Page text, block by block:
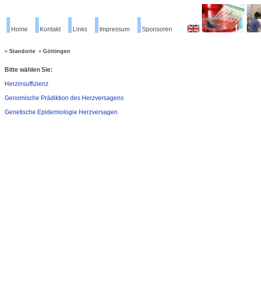
Home Kontakt Links Impressum Sponsoren
» Standorte » Göttingen
Bitte wählen Sie:
Herzinsuffizienz
Genomische Prädiktion des Herzversagens
Genetische Epidemiologie Herzversagen